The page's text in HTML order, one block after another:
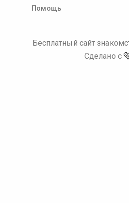
Помощь
Бесплатный сайт
Сделано с